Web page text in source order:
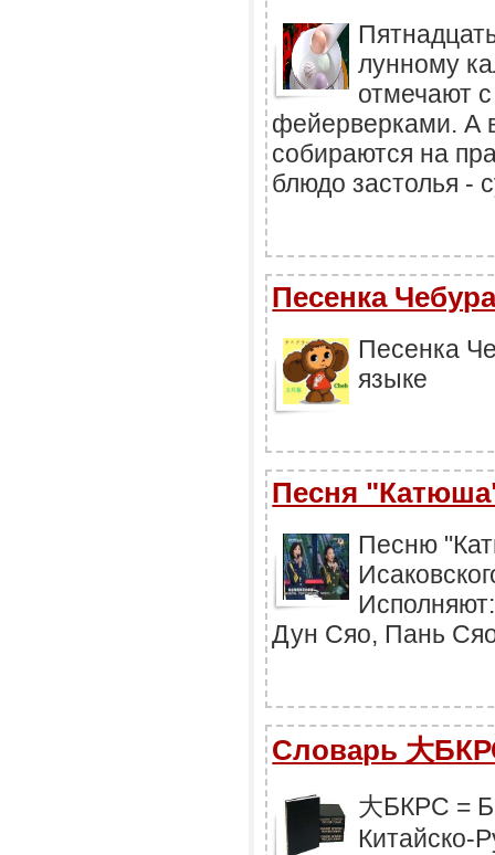
лунному
отмечают
фейерверками. А
собираются на
блюдо застолья -
Песенка
Песенка
языке
Песня
Песню
Дун Сяо, Пань
Словарь 大
大БКРС =
Китайско-